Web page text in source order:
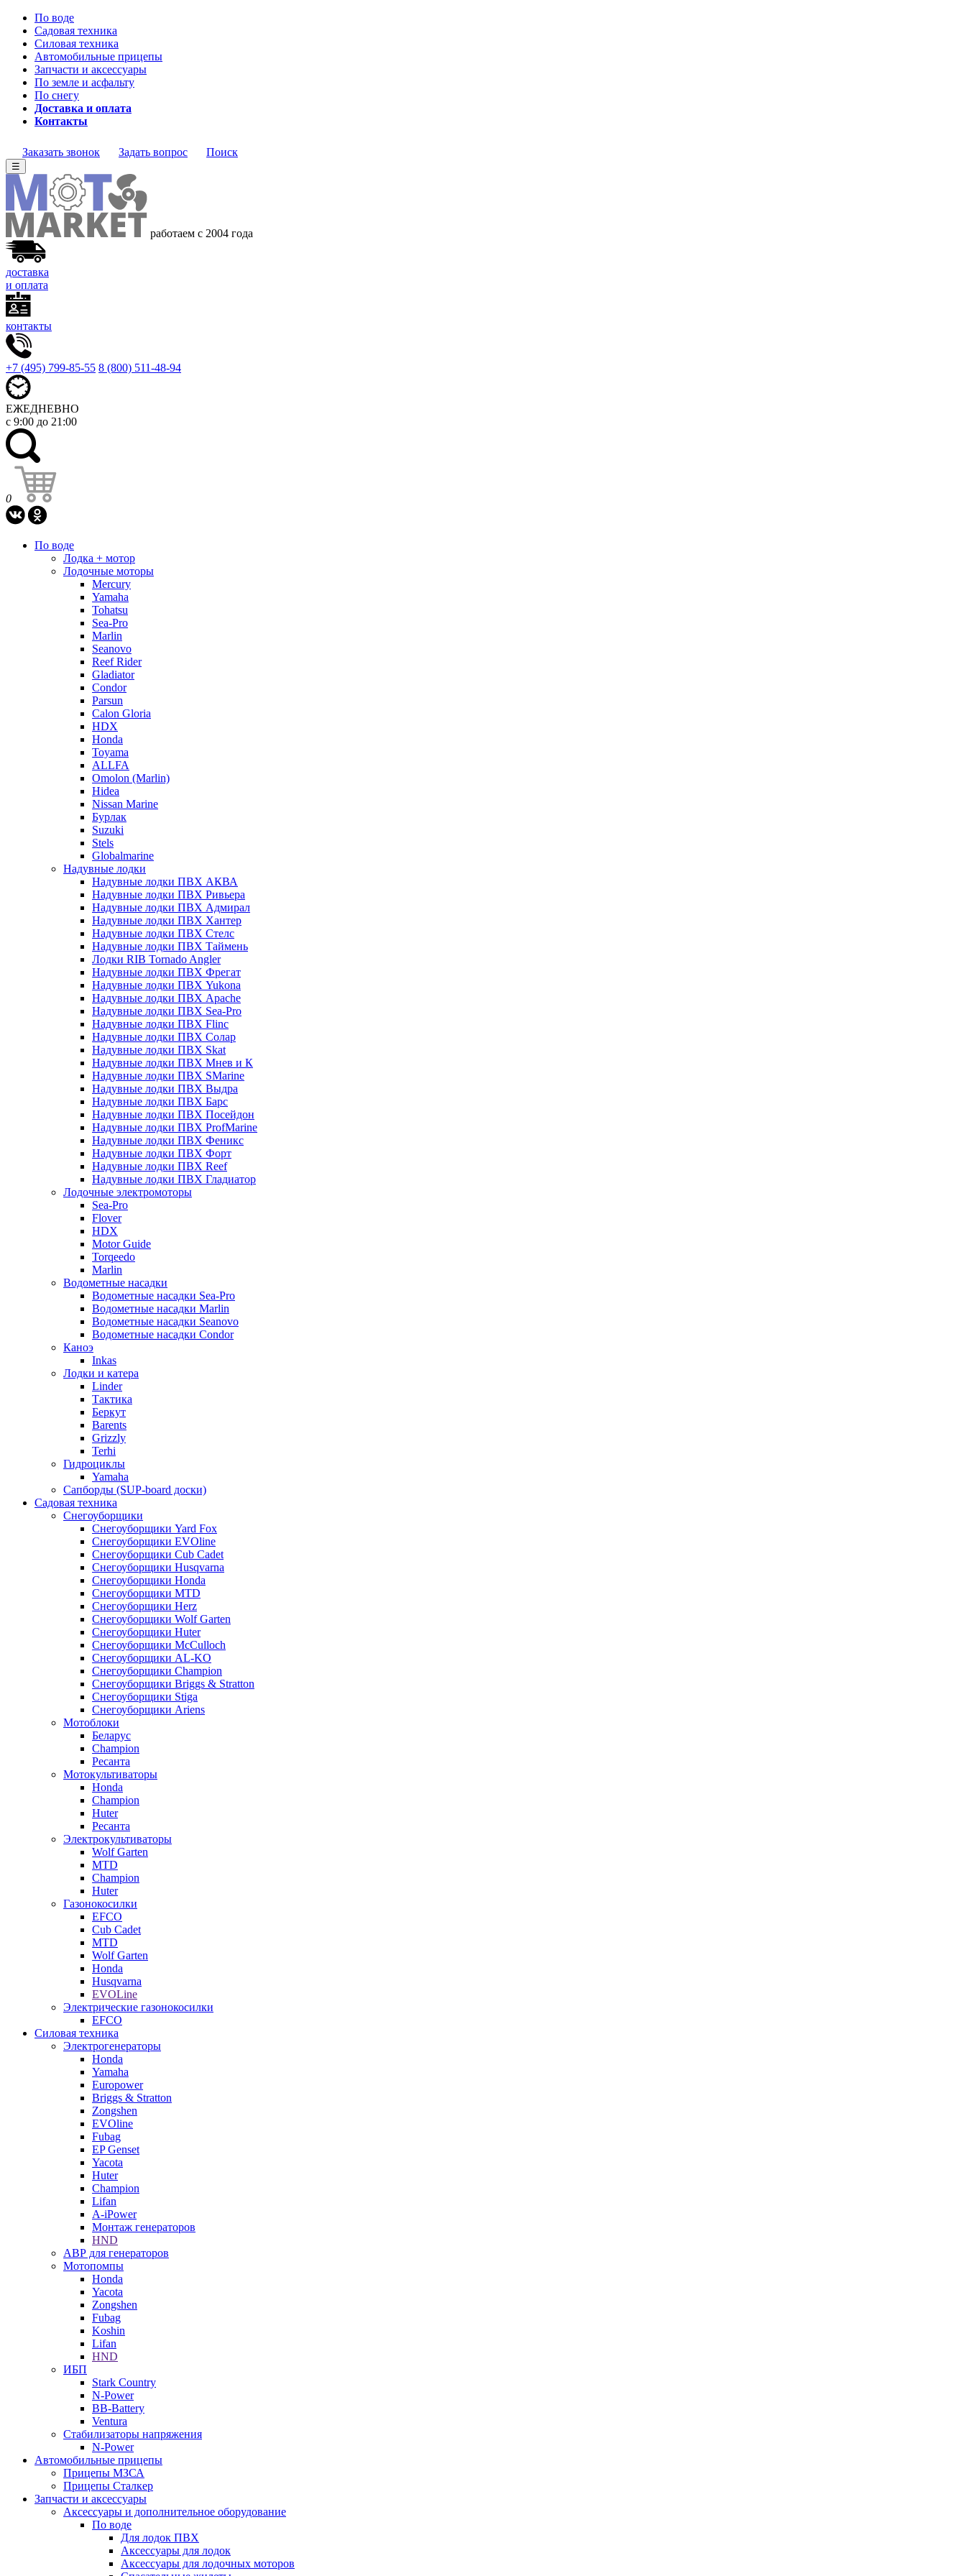
По воде
Садовая техника
Силовая техника
Автомобильные прицепы
Запчасти и аксессуары
По земле и асфальту
По снегу
Доставка и оплата
Контакты
Заказать звонок Задать вопрос Поиск
☰
работаем с 2004 года
доставка
и оплата
контакты
+7 (495) 799-85-55 8 (800) 511-48-94
ЕЖЕДНЕВНО
с 9:00 до 21:00
0
По воде
Лодка + мотор
Лодочные моторы
Mercury
Yamaha
Tohatsu
Sea-Pro
Marlin
Seanovo
Reef Rider
Gladiator
Condor
Parsun
Calon Gloria
HDX
Honda
Toyama
ALLFA
Omolon (Marlin)
Hidea
Nissan Marine
Бурлак
Suzuki
Stels
Globalmarine
Надувные лодки
Надувные лодки ПВХ АКВА
Надувные лодки ПВХ Ривьера
Надувные лодки ПВХ Адмирал
Надувные лодки ПВХ Хантер
Надувные лодки ПВХ Стелс
Надувные лодки ПВХ Таймень
Лодки RIB Tornado Angler
Надувные лодки ПВХ Фрегат
Надувные лодки ПВХ Yukona
Надувные лодки ПВХ Apache
Надувные лодки ПВХ Sea-Pro
Надувные лодки ПВХ Flinc
Надувные лодки ПВХ Солар
Надувные лодки ПВХ Skat
Надувные лодки ПВХ Мнев и К
Надувные лодки ПВХ SMarine
Надувные лодки ПВХ Выдра
Надувные лодки ПВХ Барс
Надувные лодки ПВХ Посейдон
Надувные лодки ПВХ ProfMarine
Надувные лодки ПВХ Феникс
Надувные лодки ПВХ Форт
Надувные лодки ПВХ Reef
Надувные лодки ПВХ Гладиатор
Лодочные электромоторы
Sea-Pro
Flover
HDX
Motor Guide
Torqeedo
Marlin
Водометные насадки
Водометные насадки Sea-Pro
Водометные насадки Marlin
Водометные насадки Seanovo
Водометные насадки Condor
Каноэ
Inkas
Лодки и катера
Linder
Тактика
Беркут
Barents
Grizzly
Terhi
Гидроциклы
Yamaha
Сапборды (SUP-board доски)
Садовая техника
Снегоуборщики
Снегоуборщики Yard Fox
Снегоуборщики EVOline
Снегоуборщики Cub Cadet
Снегоуборщики Husqvarna
Снегоуборщики Honda
Снегоуборщики MTD
Снегоуборщики Herz
Снегоуборщики Wolf Garten
Снегоуборщики Huter
Снегоуборщики McCulloch
Снегоуборщики AL-KO
Снегоуборщики Champion
Снегоуборщики Briggs & Stratton
Снегоуборщики Stiga
Снегоуборщики Ariens
Мотоблоки
Беларус
Champion
Ресанта
Мотокультиваторы
Honda
Champion
Huter
Ресанта
Электрокультиваторы
Wolf Garten
MTD
Champion
Huter
Газонокосилки
EFCO
Cub Cadet
MTD
Wolf Garten
Honda
Husqvarna
EVOLine
Электрические газонокосилки
EFCO
Силовая техника
Электрогенераторы
Honda
Yamaha
Europower
Briggs & Stratton
Zongshen
EVOline
Fubag
EP Genset
Yacota
Huter
Champion
Lifan
A-iPower
Монтаж генераторов
HND
АВР для генераторов
Мотопомпы
Honda
Yacota
Zongshen
Fubag
Koshin
Lifan
HND
ИБП
Stark Country
N-Power
BB-Battery
Ventura
Стабилизаторы напряжения
N-Power
Автомобильные прицепы
Прицепы МЗСА
Прицепы Сталкер
Запчасти и аксессуары
Аксессуары и дополнительное оборудование
По воде
Для лодок ПВХ
Аксессуары для лодок
Аксессуары для лодочных моторов